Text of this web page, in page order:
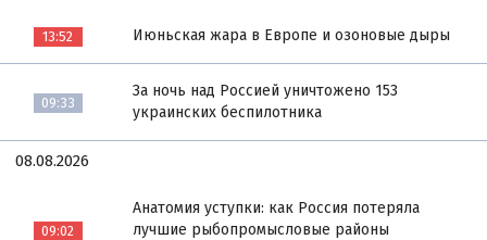
13:52 Июньская жара в Европе и озоновые дыры
09:33
За ночь над Россией уничтожено 153
украинских беспилотника
08.08.2026
09:02
Анатомия уступки: как Россия потеряла
лучшие рыбопромысловые районы